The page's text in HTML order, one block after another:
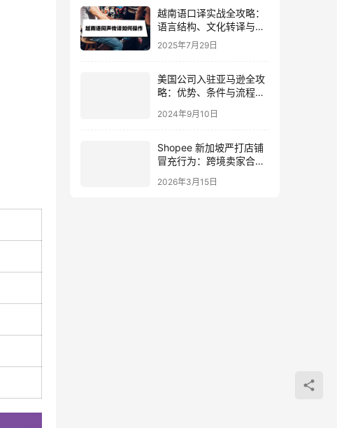
越南语口译实战全攻略：
语言结构、文化转译与AI
技术结合指南
2025年7月29日
美国公司入驻亚马逊全攻
略：优势、条件与流程详
2024年9月10日
Shopee 新加坡严打店铺
冒充行为：跨境卖家合规
解读）
2026年3月15日